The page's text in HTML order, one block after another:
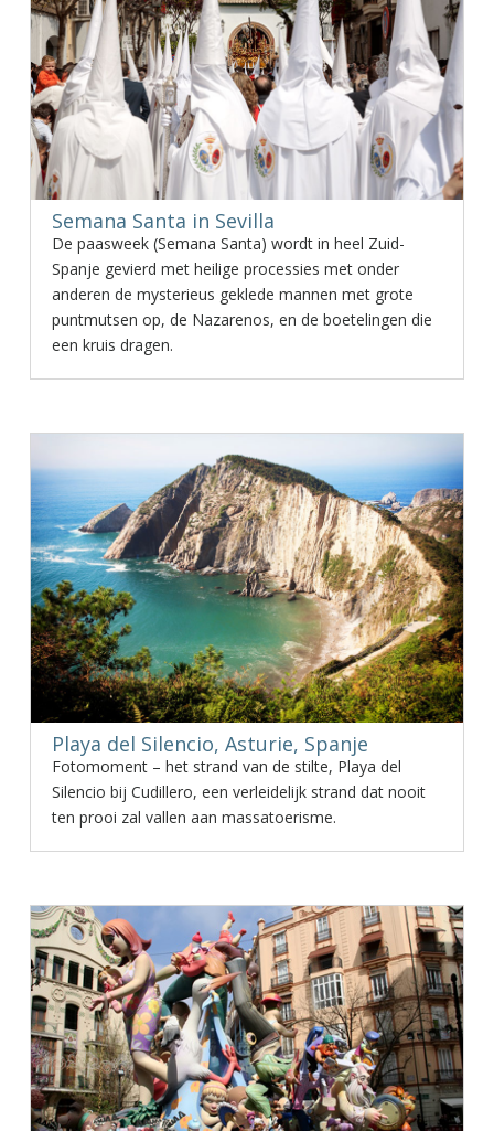
Semana Santa in Sevilla
De paasweek (Semana Santa) wordt in heel Zuid-
Spanje gevierd met heilige processies met onder
anderen de mysterieus geklede mannen met grote
puntmutsen op, de Nazarenos, en de boetelingen die
een kruis dragen.
Playa del Silencio, Asturie, Spanje
Fotomoment – het strand van de stilte, Playa del
Silencio bij Cudillero, een verleidelijk strand dat nooit
ten prooi zal vallen aan massatoerisme.